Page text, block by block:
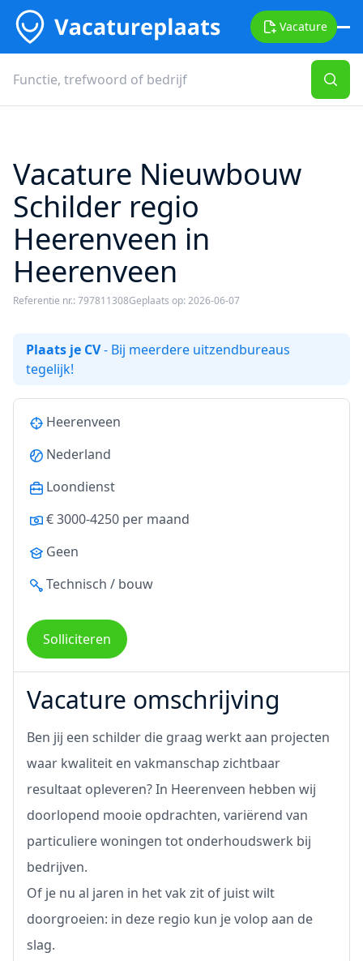
Vacature
Vacature Nieuwbouw
Schilder regio
Heerenveen in
Heerenveen
Referentie nr.: 797811308Geplaats op: 2026-06-07
Plaats je CV- Bij meerdere uitzendbureaus
tegelijk!
Heerenveen
Nederland
Loondienst
€ 3000-4250 per maand
Geen
Technisch / bouw
Solliciteren
Vacature omschrijving
Ben jij een schilder die graag werkt aan projecten
waar kwaliteit en vakmanschap zichtbaar
resultaat opleveren? In Heerenveen hebben wij
doorlopend mooie opdrachten, variërend van
particuliere woningen tot onderhoudswerk bij
bedrijven.
Of je nu al jaren in het vak zit of juist wilt
doorgroeien: in deze regio kun je volop aan de
slag.